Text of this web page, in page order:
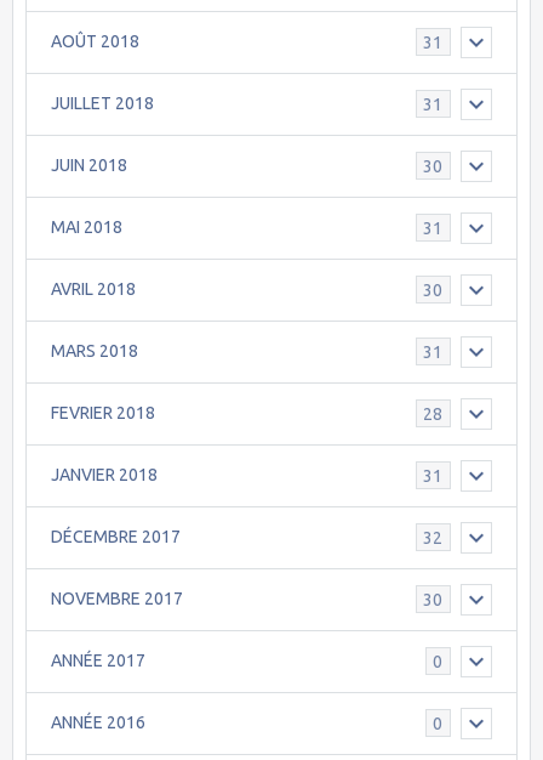
AOÛT 2018 31
JUILLET 2018 31
JUIN 2018 30
MAI 2018 31
AVRIL 2018 30
MARS 2018 31
FEVRIER 2018 28
JANVIER 2018 31
DÉCEMBRE 2017 32
NOVEMBRE 2017 30
ANNÉE 2017 0
ANNÉE 2016 0